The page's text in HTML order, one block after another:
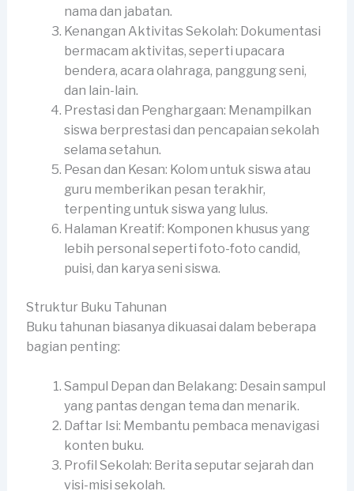
nama dan jabatan.
Kenangan Aktivitas Sekolah: Dokumentasi
bermacam aktivitas, seperti upacara
bendera, acara olahraga, panggung seni,
dan lain-lain.
Prestasi dan Penghargaan: Menampilkan
siswa berprestasi dan pencapaian sekolah
selama setahun.
Pesan dan Kesan: Kolom untuk siswa atau
guru memberikan pesan terakhir,
terpenting untuk siswa yang lulus.
Halaman Kreatif: Komponen khusus yang
lebih personal seperti foto-foto candid,
puisi, dan karya seni siswa.
Struktur Buku Tahunan
Buku tahunan biasanya dikuasai dalam beberapa
bagian penting:
Sampul Depan dan Belakang: Desain sampul
yang pantas dengan tema dan menarik.
Daftar Isi: Membantu pembaca menavigasi
konten buku.
Profil Sekolah: Berita seputar sejarah dan
visi-misi sekolah.